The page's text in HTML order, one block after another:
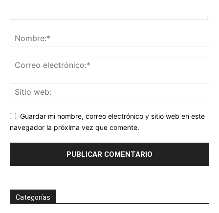
Guardar mi nombre, correo electrónico y sitio web en este
navegador la próxima vez que comente.
Categorías